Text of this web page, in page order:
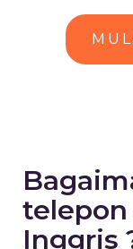
telepon
Inggris